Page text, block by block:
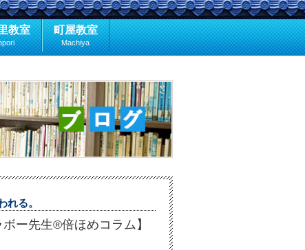
教室 町屋教室
Machiya
れる。
ー先生®倍ほめコラム】